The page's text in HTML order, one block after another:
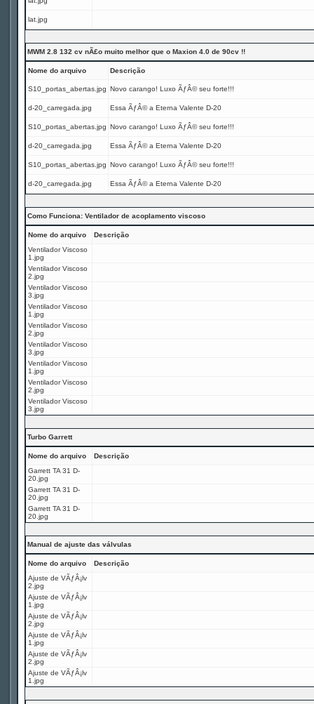
lat.jpg
MWM 2.8 132 cv nÃ£o muito melhor que o Maxion 4.0 de 90cv !!
Nome do arquivo Descrição
S10_portas_abertas.jpg Novo carango! Luxo ÃƒÂ© seu forte!!!
d-20_carregada.jpg Essa ÃƒÂ© a Eterna Valente D-20
S10_portas_abertas.jpg Novo carango! Luxo ÃƒÂ© seu forte!!!
d-20_carregada.jpg Essa ÃƒÂ© a Eterna Valente D-20
S10_portas_abertas.jpg Novo carango! Luxo ÃƒÂ© seu forte!!!
d-20_carregada.jpg Essa ÃƒÂ© a Eterna Valente D-20
Como Funciona: Ventilador de acoplamento viscoso
Nome do arquivo
Descrição
Ventilador Viscoso
1.jpg
Ventilador Viscoso
2.jpg
Ventilador Viscoso
3.jpg
Ventilador Viscoso
1.jpg
Ventilador Viscoso
2.jpg
Ventilador Viscoso
3.jpg
Ventilador Viscoso
1.jpg
Ventilador Viscoso
2.jpg
Ventilador Viscoso
3.jpg
Turbo Garrett
Nome do arquivo
Descrição
Garrett TA 31 D-
20.jpg
Garrett TA 31 D-
20.jpg
Garrett TA 31 D-
20.jpg
Manual de ajuste das válvulas
Nome do arquivo
Descrição
Ajuste de VÃƒÂ¡lv
2.jpg
Ajuste de VÃƒÂ¡lv
1.jpg
Ajuste de VÃƒÂ¡lv
2.jpg
Ajuste de VÃƒÂ¡lv
1.jpg
Ajuste de VÃƒÂ¡lv
2.jpg
Ajuste de VÃƒÂ¡lv
1.jpg